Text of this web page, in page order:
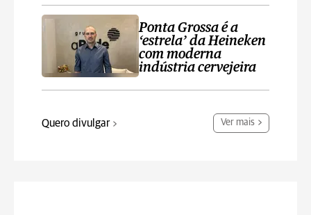
Ponta Grossa é a
‘estrela’ da Heineken
com moderna
indústria cervejeira
Quero divulgar Ver mais